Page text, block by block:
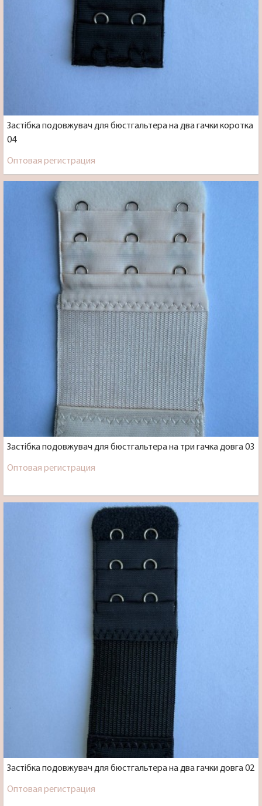
Застібка подовжувач для бюстгальтера на два гачки коротка
04
Оптовая регистрация
Застібка подовжувач для бюстгальтера на три гачка довга 03
Оптовая регистрация
Застібка подовжувач для бюстгальтера на два гачки довга 02
Оптовая регистрация